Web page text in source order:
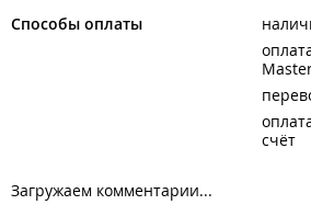
Способы оплаты
счёт
Загружаем комментарии...